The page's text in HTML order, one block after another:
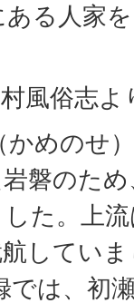
る人家
風俗志よ
めのせ
磐のた
た。上
してい
では、初